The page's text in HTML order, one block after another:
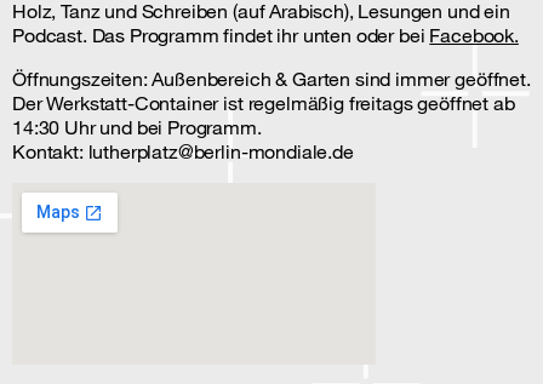
Holz, Tanz und Schreiben (auf Arabisch), Lesungen und ein
Podcast. Das Programm findet ihr unten oder bei Facebook.
Öffnungszeiten: Außenbereich & Garten sind immer geöffnet.
Der Werkstatt-Container ist regelmäßig freitags geöffnet ab
14:30 Uhr und bei Programm.
Kontakt: lutherplatz@berlin-mondiale.de